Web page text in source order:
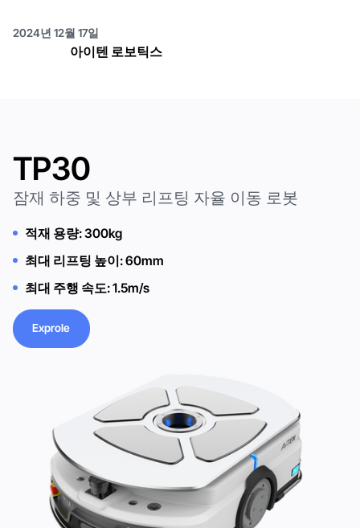
2024년 12월 17일
아이텐 로보틱스
TP30
잠재 하중 및 상부 리프팅 자율 이동 로봇
적재 용량: 300kg
최대 리프팅 높이: 60mm
최대 주행 속도: 1.5m/s
Exprole